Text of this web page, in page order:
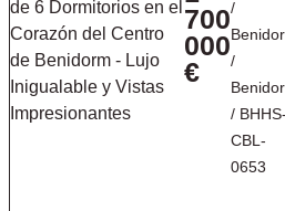
700
000
€
/
/
/ BHHS-
CBL-
0653